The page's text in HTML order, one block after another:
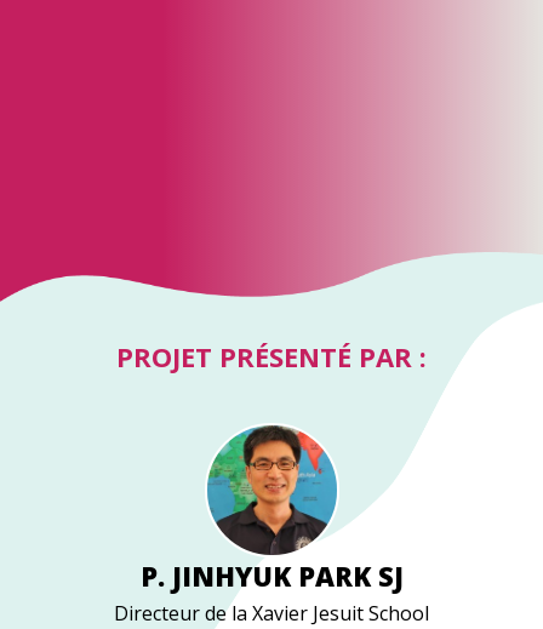
PROJET PRÉSENTÉ PAR :
P. JINHYUK PARK SJ
Directeur de la Xavier Jesuit School